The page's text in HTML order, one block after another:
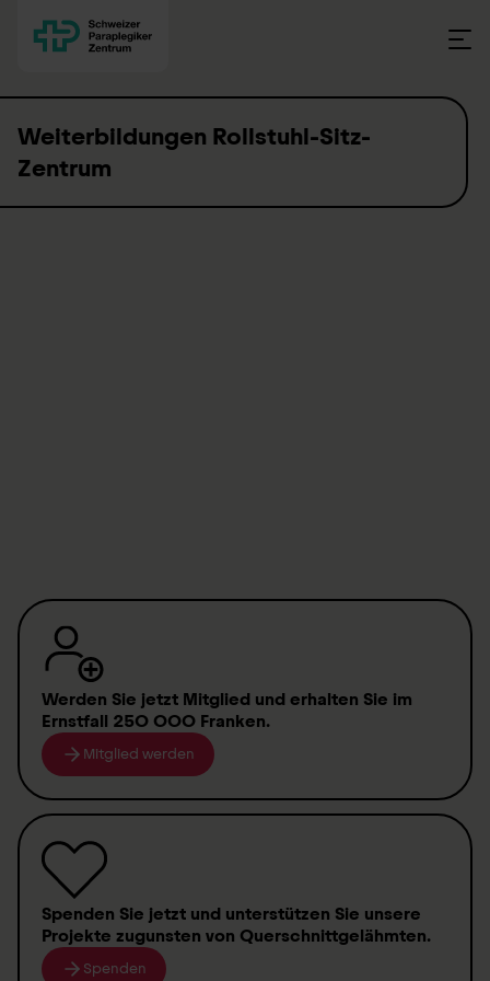
Weiterbildungen Rollstuhl-Sitz-
Zentrum
07.30 - 12.00 Uhr
13.00 - 17.00 Uhr
Freitag:
07.30 - 12.00 Uhr
13.00 - 16.00 Uhr
Werden Sie jetzt Mitglied und erhalten Sie im
Ernstfall 250 000 Franken.
Mitglied werden
Spenden Sie jetzt und unterstützen Sie unsere
Projekte zugunsten von Querschnittgelähmten.
Spenden